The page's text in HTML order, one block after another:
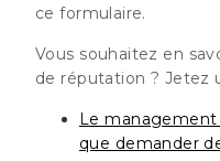
ce formulaire.
Vous souhaitez en
de réputation ? Jetez
Le management
que demander